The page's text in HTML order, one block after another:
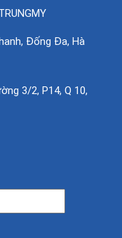
Đống Đa, Hà
3/2, P14, Q 10,